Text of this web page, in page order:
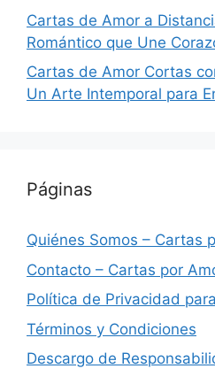
Cartas de Amor a
Romántico que Une
Cartas de Amor Cortas
Un Arte Intemporal para
Páginas
Quiénes Somos – Cartas
Contacto – Cartas por
Política de Privacidad
Términos y Condiciones
Descargo de